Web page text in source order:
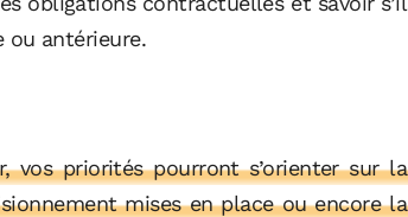
ou antérieure.
priorités pourront s’orienter sur la
mises en place ou encore la